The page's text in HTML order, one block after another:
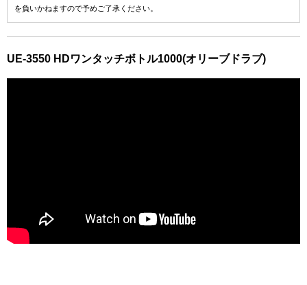
を負いかねますので予めご了承ください。
UE-3550 HDワンタッチボトル1000(オリーブドラブ)